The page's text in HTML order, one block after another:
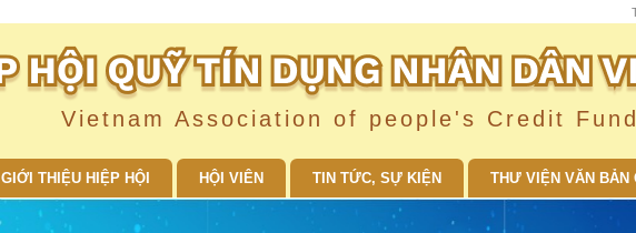
Vietnam Association of people's Credit
GIỚI THIỆU HIỆP HỘI HỘI VIÊN TIN TỨC, SỰ KIỆN THƯ VIỆN VĂN BẢN